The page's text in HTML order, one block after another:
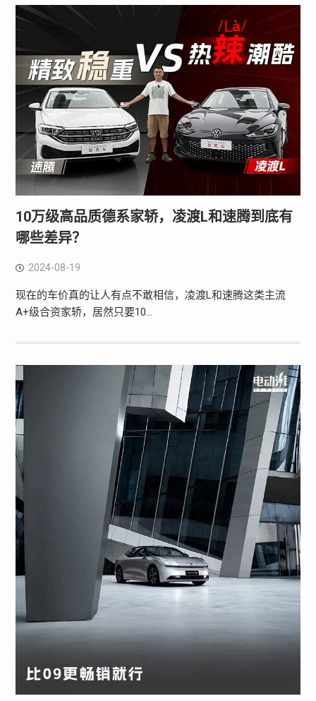
10万级高品质德系家轿，凌渡L和速腾到底有
哪些差异？
2024-08-19
现在的车价真的让人有点不敢相信，凌渡L和速腾这类主流
A+级合资家轿，居然只要10…